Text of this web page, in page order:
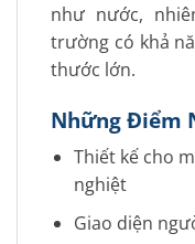
như nước,
trường có khả
thước lớn.
Những Điểm
Thiết kế cho
nghiệt
Giao diện